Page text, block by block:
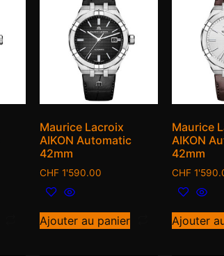
Maurice Lacroix
AIKON Automatic
42mm
CHF 1'590.00
Ajouter au panier
Maurice
AIKON
42mm
CHF
Ajouter